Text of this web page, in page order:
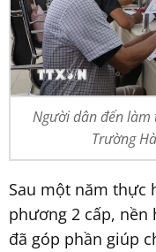
Người dân đến
Trường
Sau một năm thực
phương 2 cấp, nền
đã góp phần giúp